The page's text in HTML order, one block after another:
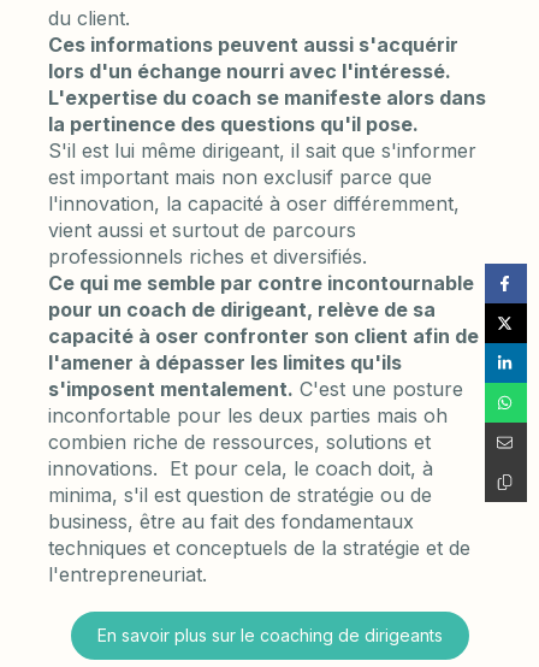
du client.
Ces informations peuvent aussi s'acquérir
lors d'un échange nourri avec l'intéressé.
L'expertise du coach se manifeste alors dans
la pertinence des questions qu'il pose.
S'il est lui même dirigeant, il sait que s'informer
est important mais non exclusif parce que
l'innovation, la capacité à oser différemment,
vient aussi et surtout de parcours
professionnels riches et diversifiés.
Ce qui me semble par contre incontournable
pour un coach de dirigeant, relève de sa
capacité à oser confronter son client afin de
l'amener à dépasser les limites qu'ils
s'imposent mentalement. C'est une posture
inconfortable pour les deux parties mais oh
combien riche de ressources, solutions et
innovations. Et pour cela, le coach doit, à
minima, s'il est question de stratégie ou de
business, être au fait des fondamentaux
techniques et conceptuels de la stratégie et de
l'entrepreneuriat.
En savoir plus sur le coaching de dirigeants